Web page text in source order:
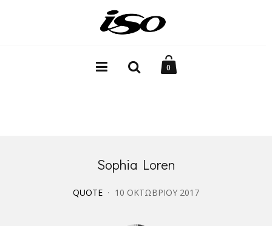
0
Sophia Loren
QUOTE 10 ΟΚΤΩΒΡΊΟΥ 2017